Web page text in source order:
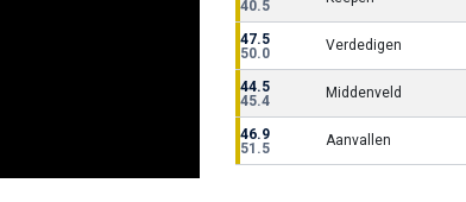
40.5
47.5
50.0
Verdedigen
44.5
45.4
Middenveld
46.9
51.5
Aanvallen